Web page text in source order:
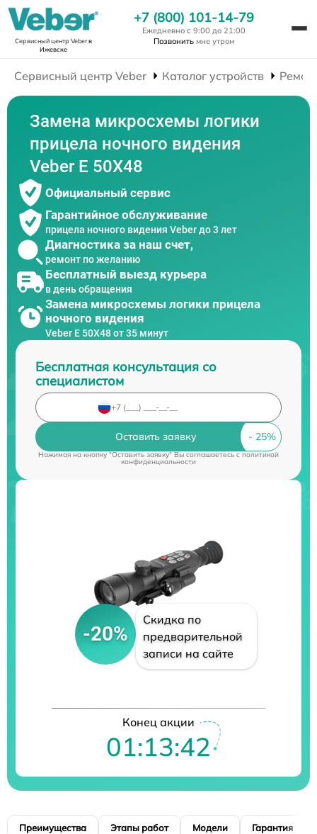
Сервисный центр Veberв
Ижевске
+7 (800) 101-14-79
Ежедневно с 9:00 до 21:00
Позвонить мне утром
Сервисный центр Veber Каталог устройств
Замена микросхемы логики
прицела ночного видения
Veber E 50X48
Официальный сервис
Гарантийное обслуживание
прицела ночного видения Veber до 3 лет
Диагностика за наш счет,
ремонт по желанию
Бесплатный выезд курьера
в день обращения
Замена микросхемы логики прицела
ночного видения
Veber E 50X48 от 35 минут
Бесплатная консультация со
специалистом
Оставить заявку
Нажимая на кнопку "Оставить заявку" Вы соглашаетесь cполитикой
конфиденциальности
-20%
Скидка по
предварительной
записи на сайте
Конец акции
01:13:41
Преимущества Этапы работ Модели Гарантия